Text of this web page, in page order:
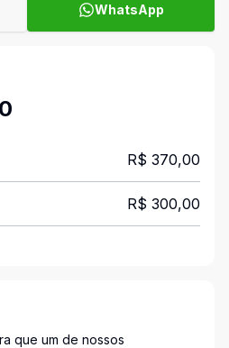
WhatsApp
R$ 370,00
R$ 300,00
que um de nossos